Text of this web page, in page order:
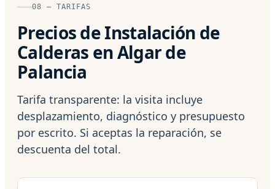
08 — TARIFAS
Precios de Instalación de
Calderas en Algar de
Palancia
Tarifa transparente: la visita incluye
desplazamiento, diagnóstico y presupuesto
por escrito. Si aceptas la reparación, se
descuenta del total.